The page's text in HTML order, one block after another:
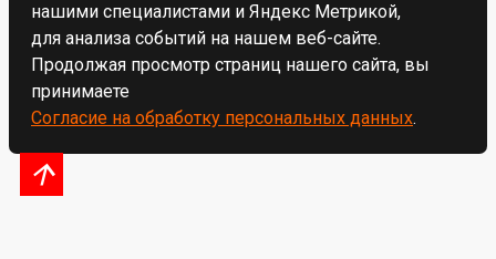
нашими специалистами и Яндекс Метрикой,
для анализа событий на нашем веб-сайте.
Продолжая просмотр страниц нашего сайта, вы
принимаете
Согласие на обработку персональных данных.